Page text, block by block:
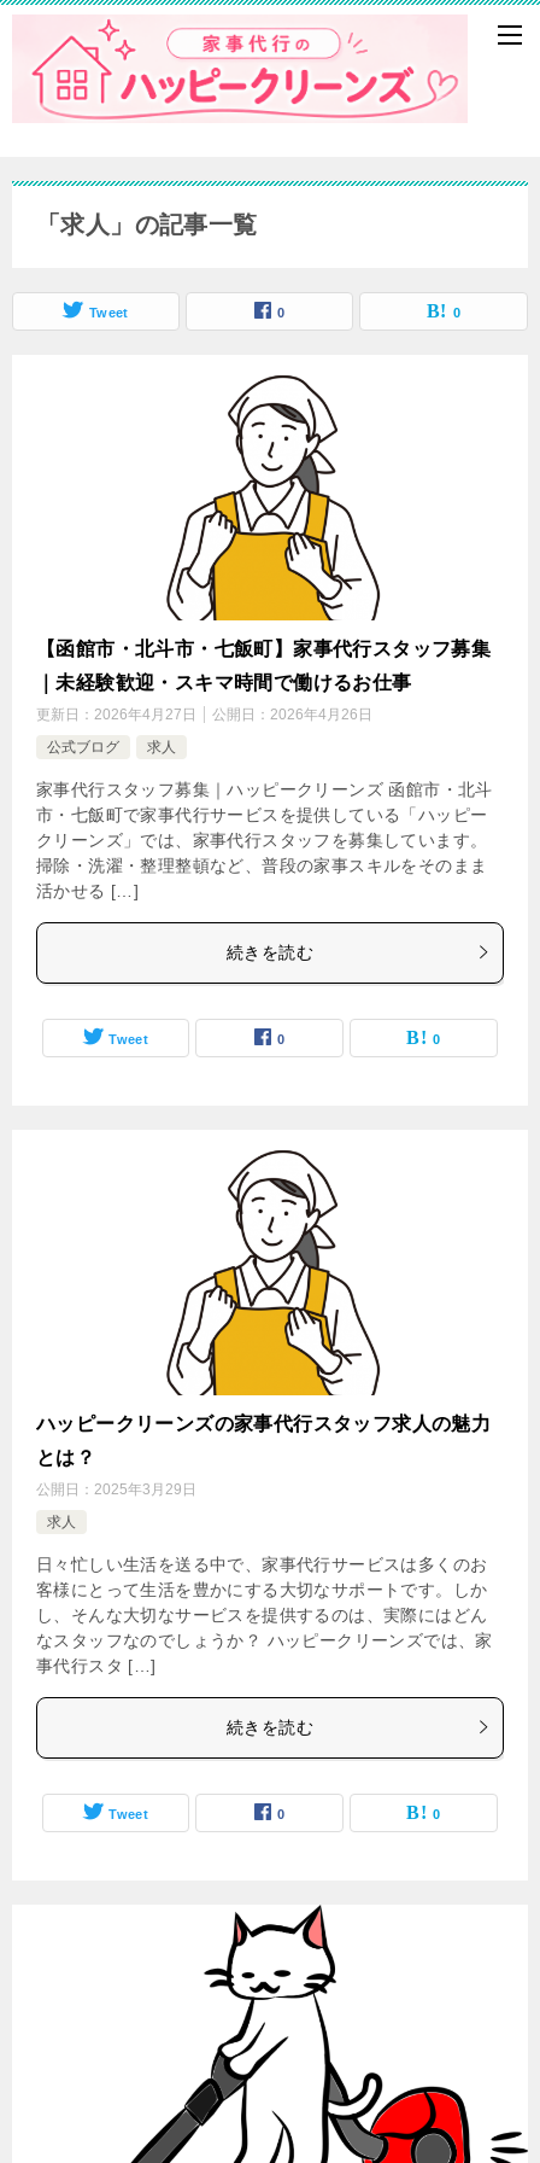
「求人」の記事一覧
Tweet 0 0
【函館市・北斗市・七飯町】家事代行スタッフ募集
｜未経験歓迎・スキマ時間で働けるお仕事
更新日： 2026年4月27日 公開日： 2026年4月26日
公式ブログ
求人
家事代行スタッフ募集｜ハッピークリーンズ 函館市・北斗
市・七飯町で家事代行サービスを提供している「ハッピー
クリーンズ」では、家事代行スタッフを募集しています。
掃除・洗濯・整理整頓など、普段の家事スキルをそのまま
活かせる […]
続きを読む
Tweet 0 0
ハッピークリーンズの家事代行スタッフ求人の魅力
とは？
公開日： 2025年3月29日
求人
日々忙しい生活を送る中で、家事代行サービスは多くのお
客様にとって生活を豊かにする大切なサポートです。しか
し、そんな大切なサービスを提供するのは、実際にはどん
なスタッフなのでしょうか？ ハッピークリーンズでは、家
事代行スタ […]
続きを読む
Tweet 0 0